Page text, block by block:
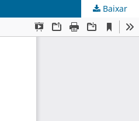
Baixar